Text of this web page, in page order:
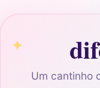
Um cantinho